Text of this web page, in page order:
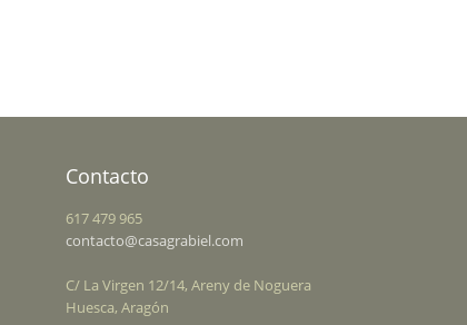
Contacto
617 479 965
contacto@casagrabiel.com
C/ La Virgen 12/14, Areny de Noguera
Huesca, Aragón